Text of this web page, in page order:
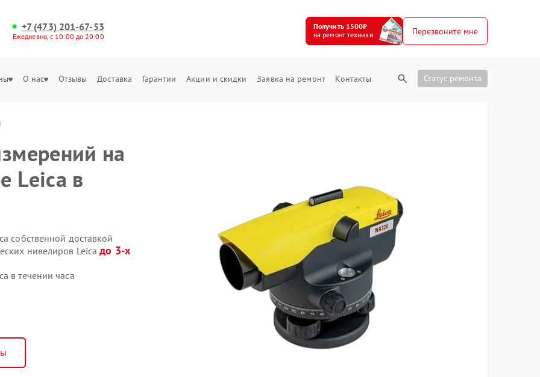
+7 (473) 201-67-53
Ежедневно, с 10:00 до 20:00
Получить 1500₽
на ремонт техники
Перезвоните мне
О нас Отзывы Доставка Гарантии Акции и скидки Заявка на ремонт Контакты Статус ремонта
на
Leica в
собственной доставкой
нивелиров Leicaдо 3-х
в течении часа